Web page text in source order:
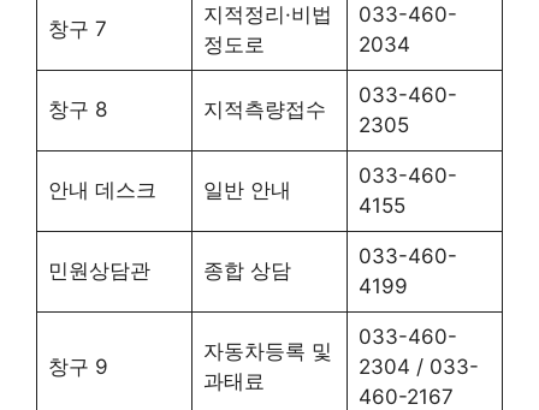
창구 7
지적정리·비법
정도로
033-460-
2034
창구 8 지적측량접수
033-460-
2305
안내 데스크 일반 안내
033-460-
4155
민원상담관 종합 상담
033-460-
4199
창구 9
자동차등록 및
과태료
033-460-
2304 / 033-
460-2167